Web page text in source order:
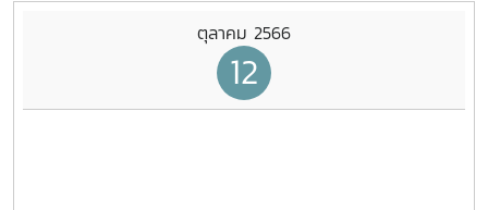
ตุลาคม 2566
12